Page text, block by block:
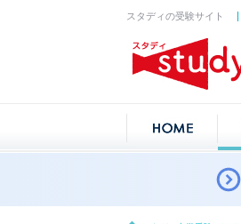
スタディの受験サイト